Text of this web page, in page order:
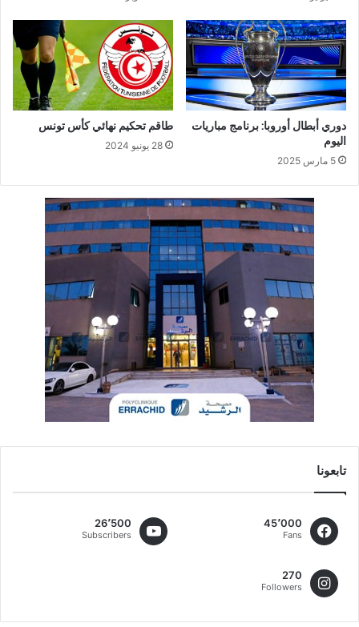
دوري أبطال أوروبا: برنامج مباريات
اليوم
5 مارس 2025
طاقم تحكيم نهائي كأس تونس
28 يونيو 2024
تابعونا
45٬000
Fans
26٬500
Subscribers
270
Followers